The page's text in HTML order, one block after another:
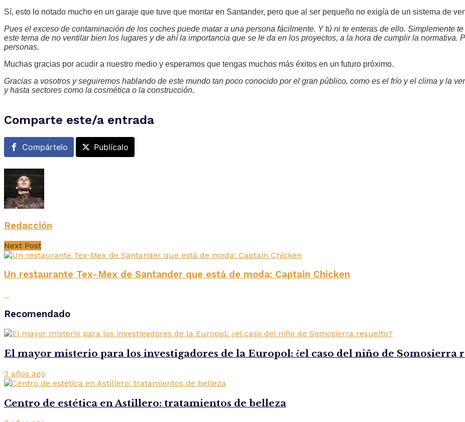
Sí, esto lo notado mucho en un garaje que tuve que montar en Santander, pero que al ser pequeño no exigía de un sistema de
Pues el exceso de contaminación de los coches puede matar a una persona fácilmente. Y tú ni te enteras de ello. Simplemente
este tema de no ventilar bien los lugares y de ahí la importancia que se le da en los proyectos, a la hora de cumplir la normativa.
personas.
Muchas gracias por acudir a nuestro medio y esperamos que tengas muchos más éxitos en un futuro próximo.
Gracias a vosotros y seguiremos hablando de este mundo tan poco conocido por el gran público, como es el frío y el clima y la
y hasta sectores como la cosmética o la construcción.
Comparte este/a entrada
Compártelo Publícalo
Redacción
Next Post
Un restaurante Tex-Mex de Santander que está de moda: Captain Chicken
Recomendado
El mayor misterio para los investigadores de la Europol: ¿el caso del niño de Somosierra
3 años ago
Centro de estética en Astillero: tratamientos de belleza